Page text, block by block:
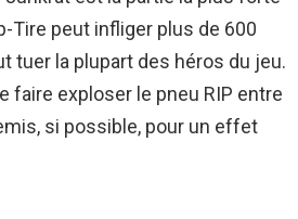
Tire peut infliger plus de 600
tuer la plupart des héros du jeu.
faire exploser le pneu RIP entre
si possible, pour un effet